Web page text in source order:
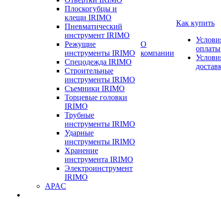
Плоскогубцы и
клещи IRIMO
Пневматический
инструмент IRIMO
Режущие
инструменты IRIMO
Спецодежда IRIMO
Строительные
инструменты IRIMO
Съемники IRIMO
Торцевые головки
IRIMO
Трубные
инструменты IRIMO
Ударные
инструменты IRIMO
Хранение
инструмента IRIMO
Электроинструмент
IRIMO
APAC
О
компании
Как купить
оплаты